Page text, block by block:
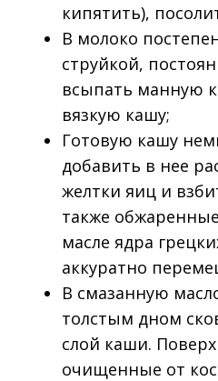
кипятить),
В молоко
струйкой,
всыпать манную
вязкую кашу;
Готовую кашу
добавить в нее
желтки яиц и
также
масле ядра
аккуратно
В смазанную
толстым дном
слой каши.
очищенные от